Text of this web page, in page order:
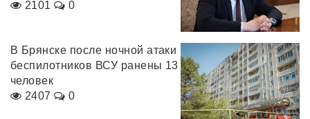
2101
0
В Брянске после ночной атаки
беспилотников ВСУ ранены 13
человек
2407
0